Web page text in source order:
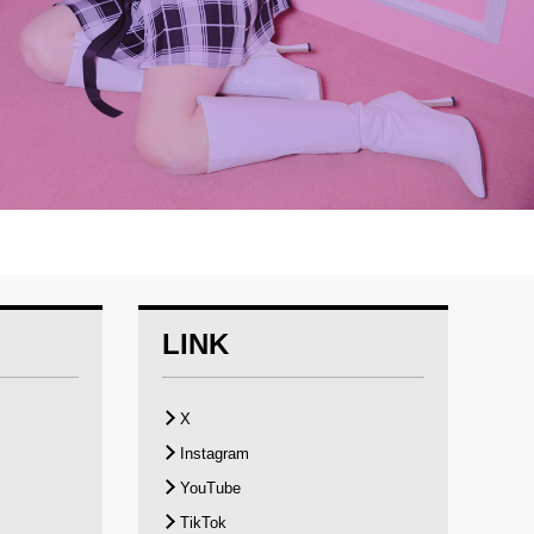
LINK
X
Instagram
YouTube
TikTok